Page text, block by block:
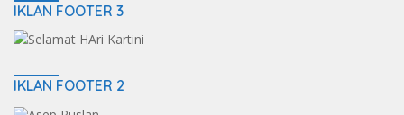
IKLAN FOOTER 3
IKLAN FOOTER 2